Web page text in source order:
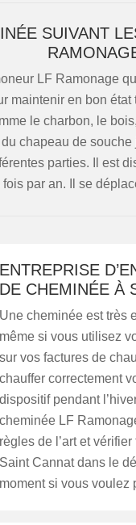
SUIVANT
LF Ramonage
maintenir en bon
le charbon, le
chapeau de
parties. Il est
par an. Il se
ENTREPRISE
DE CHEMINÉE À
Une cheminée est très
même si vous utilisez
sur vos factures de
chauffer correctement
dispositif pendant
cheminée LF
règles de l’art et
Saint Cannat dans le
moment si vous voulez